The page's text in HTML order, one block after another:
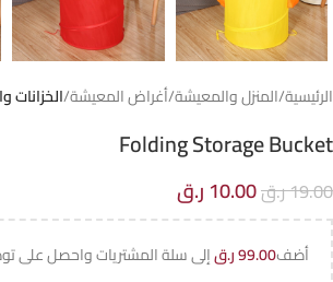
الرئيسية المنزل والمعيشة أغراض المعيشة الخزانات
Folding Storage Bucket
19.00ر.ق10.00 ر.ق
أضف99.00ر.قإلى سلة المشتريات واحصل على